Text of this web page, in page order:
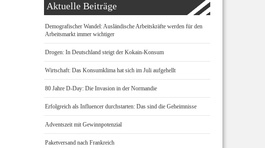
Aktuelle Beiträge
Demografischer Wandel: Ausländische Arbeitskräfte werden für den
Arbeitsmarkt immer wichtiger
Drogen: In Deutschland steigt der Kokain-Konsum
Wirtschaft: Das Konsumklima hat sich im Juli aufgehellt
80 Jahre D-Day: Die Invasion in der Normandie
Erfolgreich als Influencer durchstarten: Das sind die Geheimnisse
Adventszeit mit Gewinnpotenzial
Paketversand nach Frankreich